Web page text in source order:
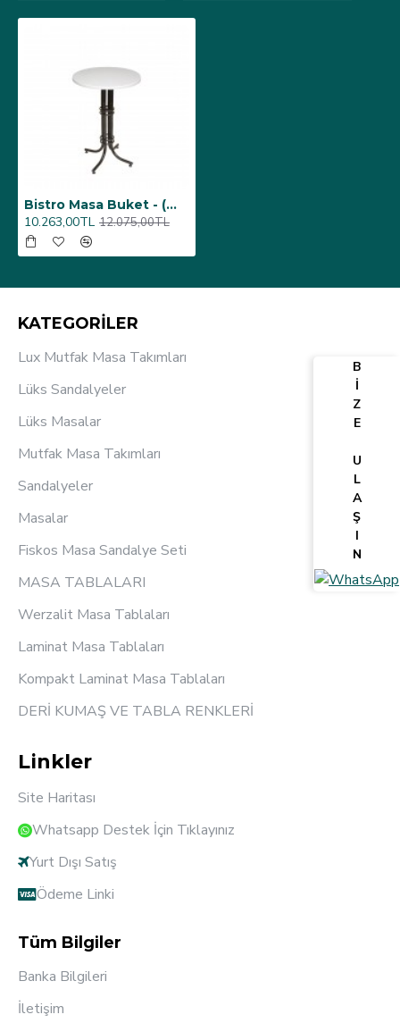
Bistro Masa Buket - (Werzalit, Wermodin ve Allzalit Tabla 70 cm çap) - Beyaz
10.263,00TL 12.075,00TL
KATEGORİLER
Lux Mutfak Masa Takımları
Lüks Sandalyeler
Lüks Masalar
Mutfak Masa Takımları
Sandalyeler
Masalar
Fiskos Masa Sandalye Seti
MASA TABLALARI
Werzalit Masa Tablaları
Laminat Masa Tablaları
Kompakt Laminat Masa Tablaları
DERİ KUMAŞ VE TABLA RENKLERİ
Linkler
Site Haritası
Whatsapp Destek İçin Tıklayınız
Yurt Dışı Satış
Ödeme Linki
Tüm Bilgiler
Banka Bilgileri
İletişim
B
İ
Z
E
U
L
A
Ş
I
N